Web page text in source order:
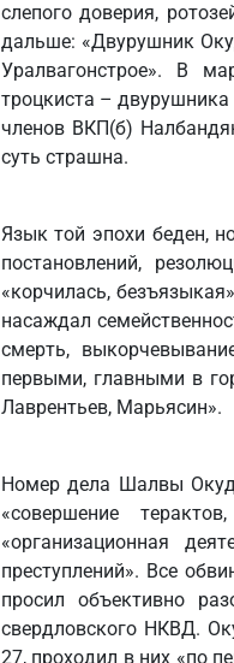
слепого доверия,
дальше: «Двурушник
Уралвагонстрое». В
троцкиста –
членов ВКП(б)
суть страшна.
Язык той эпохи беден,
постановлений,
«корчилась,
насаждал
смерть,
первыми, главными в
Лаврентьев, Марьясин».
Номер дела Шалвы
«совершение
«организационная
преступлений». Все
просил объективно
свердловского НКВД.
27, проходил в них «по